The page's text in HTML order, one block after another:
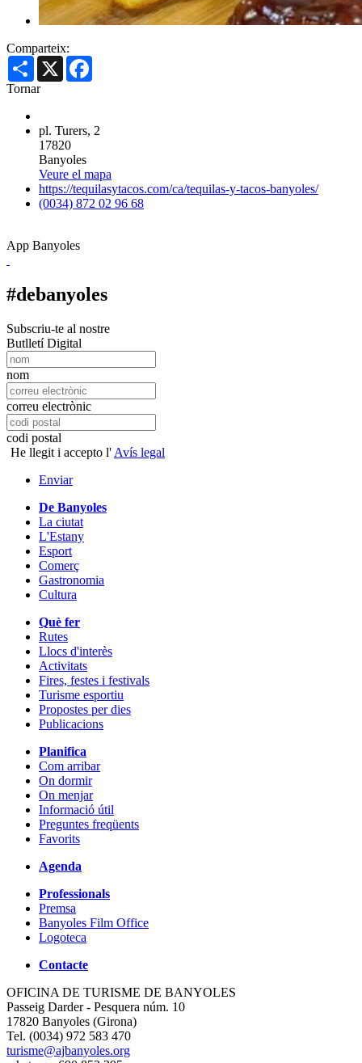
Comparteix:
Share X
Tornar
pl. Turers, 2
17820
Banyoles
Veure el mapa
https://tequilasytacos.com/ca/tequilas-y-tacos-banyoles/
(0034) 872 02 96 68
App Banyoles
#debanyoles
Subscriu-te al nostre
Butlletí Digital
nom
correu electrònic
codi postal
He llegit i accepto l' Avís legal
Enviar
De Banyoles
La ciutat
L'Estany
Esport
Comerç
Gastronomia
Cultura
Què fer
Rutes
Llocs d'interès
Activitats
Fires, festes i festivals
Turisme esportiu
Propostes per dies
Publicacions
Planifica
Com arribar
On dormir
On menjar
Informació útil
Preguntes freqüents
Favorits
Agenda
Professionals
Premsa
Banyoles Film Office
Logoteca
Contacte
OFICINA DE TURISME DE BANYOLES
Passeig Darder - Pesquera núm. 10
17820 Banyoles (Girona)
Tel. (0034) 972 583 470
turisme@ajbanyoles.org